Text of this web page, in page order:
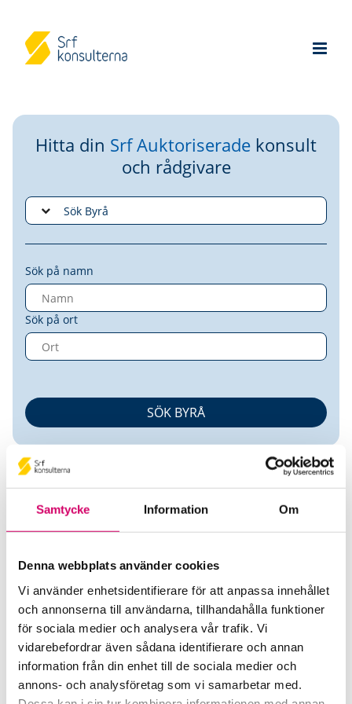
Samtycke Information Om
Denna webbplats använder cookies
Vi använder enhetsidentifierare för att anpassa innehållet
och annonserna till användarna, tillhandahålla funktioner
för sociala medier och analysera vår trafik. Vi
vidarebefordrar även sådana identifierare och annan
information från din enhet till de sociala medier och
annons- och analysföretag som vi samarbetar med.
Hitta din Srf Auktoriserade konsult
och rådgivare
Sök på namn
Sök på ort
Helene Karlsson
Auktoriserad Redovisningskonsult
Sifferhjälpen Ekonomibyrå AB
Söderåkra
Telefon